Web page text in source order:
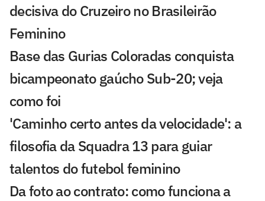
decisiva do Cruzeiro no Brasileirão
Feminino
Base das Gurias Coloradas conquista
bicampeonato gaúcho Sub-20; veja
como foi
'Caminho certo antes da velocidade': a
filosofia da Squadra 13 para guiar
talentos do futebol feminino
Da foto ao contrato: como funciona a